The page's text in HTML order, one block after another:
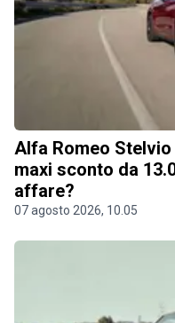
Alfa Romeo
maxi sconto da
affare?
07 agosto 2026, 10.05